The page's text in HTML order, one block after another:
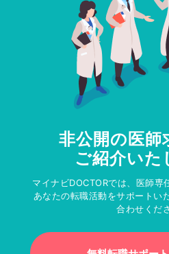
非公開の医師
ご紹介いた
マイナビDOCTORでは、医師専
あなたの転職活動をサポートい
合わせくだ